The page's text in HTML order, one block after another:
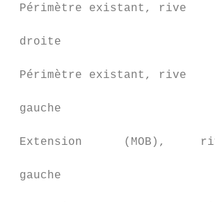
Périmètre existant, rive
droite
Périmètre existant, rive
gauche
Extension      (MOB),
gauche